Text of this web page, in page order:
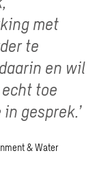
met
te
en wil
toe
gesprek.’
& Water